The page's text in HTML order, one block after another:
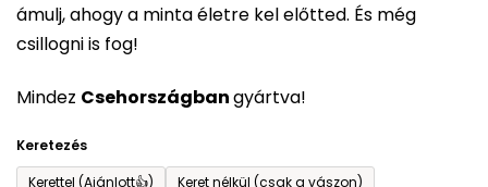
ámulj, ahogy a minta életre kel előtted. És még
csillogni is fog!
Mindez Csehországbangyártva!
Keretezés
Kerettel (Ajánlott👍)
Keret nélkül (csak a vászon)